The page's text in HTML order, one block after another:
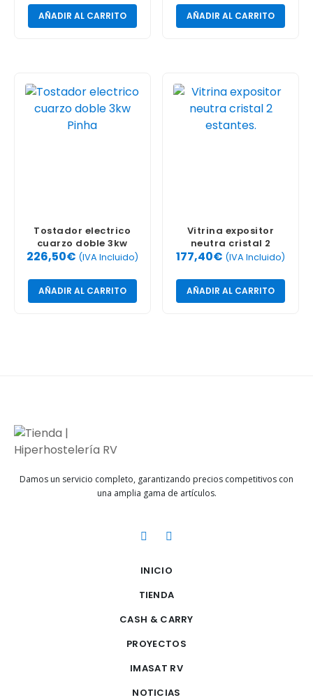
AÑADIR AL CARRITO AÑADIR AL CARRITO
Tostador electrico
cuarzo doble 3kw
Pinha
226,50€ (IVA Incluido)
AÑADIR AL CARRITO
Vitrina expositor
neutra cristal 2
estantes.
177,40€ (IVA Incluido)
AÑADIR AL CARRITO
Damos un servicio completo, garantizando precios competitivos con
una amplia gama de artículos.
INICIO
TIENDA
CASH & CARRY
PROYECTOS
IMASAT RV
NOTICIAS